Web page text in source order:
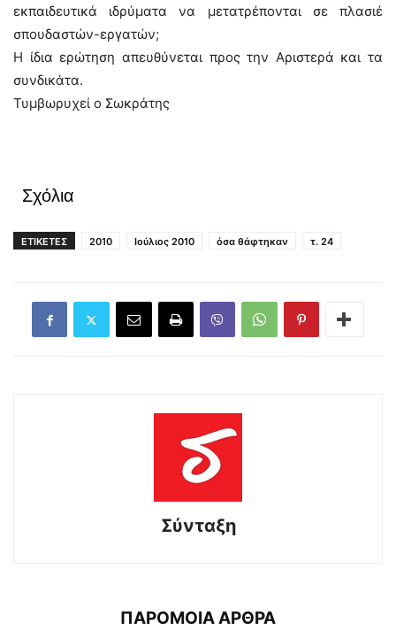
εκπαιδευτικά ιδρύματα να μετατρέπονται σε πλασιέ
σπουδαστών-εργατών;
Η ίδια ερώτηση απευθύνεται προς την Αριστερά και τα
συνδικάτα.
Τυμβωρυχεί ο Σωκράτης
Σχόλια
ΕΤΙΚΕΤΕΣ 2010 Ιούλιος 2010 όσα θάφτηκαν τ. 24
Σύνταξη
ΠΑΡΟΜΟΙΑ ΑΡΘΡΑ